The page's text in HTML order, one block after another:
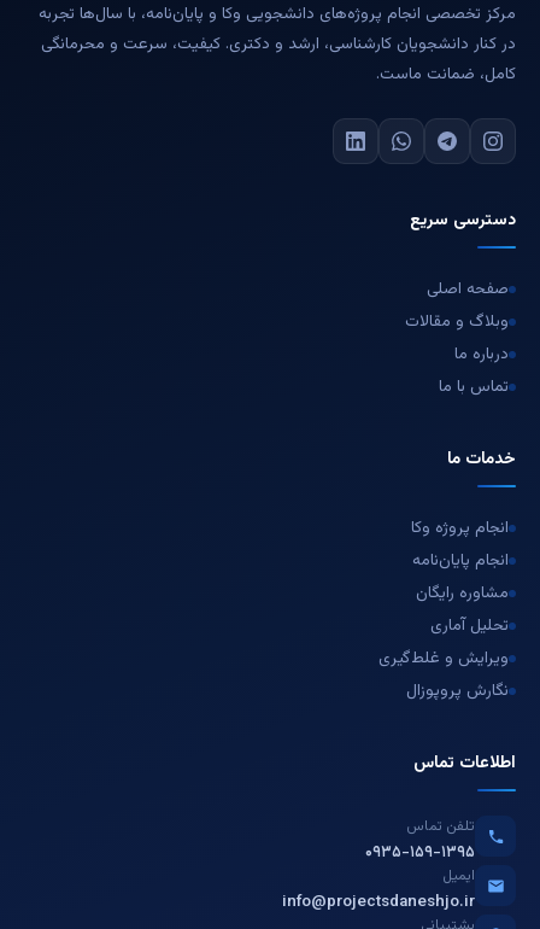
مرکز تخصصی انجام پروژه‌های دانشجویی وکا و پایان‌نامه، با سال‌ها تجربه
در کنار دانشجویان کارشناسی، ارشد و دکتری. کیفیت، سرعت و محرمانگی
کامل، ضمانت ماست.
دسترسی سریع
صفحه اصلی
وبلاگ و مقالات
درباره ما
تماس با ما
خدمات ما
انجام پروژه وکا
انجام پایان‌نامه
مشاوره رایگان
تحلیل آماری
ویرایش و غلط‌گیری
نگارش پروپوزال
اطلاعات تماس
تلفن تماس
۰۹۳۵-۱۵۹-۱۳۹۵
ایمیل
info@projectsdaneshjo.ir